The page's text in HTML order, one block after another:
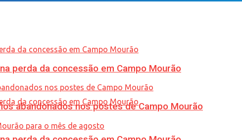
perda da concessão em Campo Mourão
abandonados nos postes de Campo Mourão